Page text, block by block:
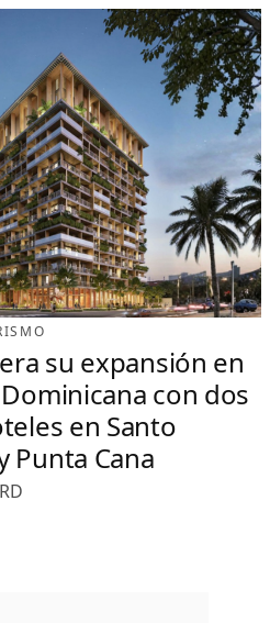
su expansión en
con dos
en Santo
Punta Cana